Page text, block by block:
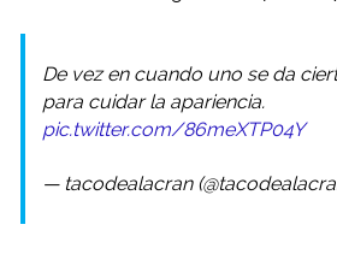
De vez en cuando uno se da
para cuidar la apariencia.
pic.twitter.com/86meXTP04Y
— tacodealacran